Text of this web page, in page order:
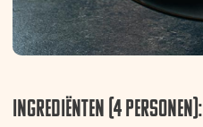
Ingrediënten (4 personen):